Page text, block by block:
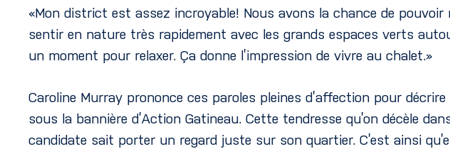
«Mon district est assez incroyable! Nous avons la chance de pouvoir
sentir en nature très rapidement avec les grands espaces verts
un moment pour relaxer. Ça donne l’impression de vivre au chalet.»
Caroline Murray prononce ces paroles pleines d’affection pour
sous la bannière d’Action Gatineau. Cette tendresse qu’on décèle
candidate sait porter un regard juste sur son quartier. C’est ainsi